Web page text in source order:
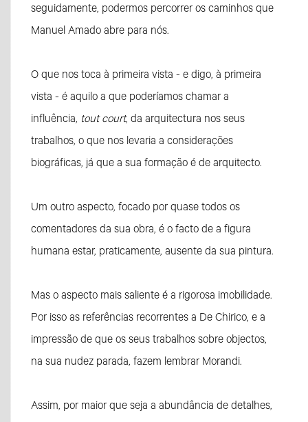
seguidamente, podermos percorrer os caminhos que
Manuel Amado abre para nós.
O que nos toca à primeira vista - e digo, à primeira
vista - é aquilo a que poderíamos chamar a
influência, tout court, da arquitectura nos seus
trabalhos, o que nos levaria a considerações
biográficas, já que a sua formação é de arquitecto.
Um outro aspecto, focado por quase todos os
comentadores da sua obra, é o facto de a figura
humana estar, praticamente, ausente da sua pintura.
Mas o aspecto mais saliente é a rigorosa imobilidade.
Por isso as referências recorrentes a De Chirico, e a
impressão de que os seus trabalhos sobre objectos,
na sua nudez parada, fazem lembrar Morandi.
Assim, por maior que seja a abundância de detalhes,